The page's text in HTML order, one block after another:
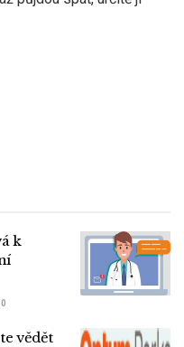
k
0
vědět